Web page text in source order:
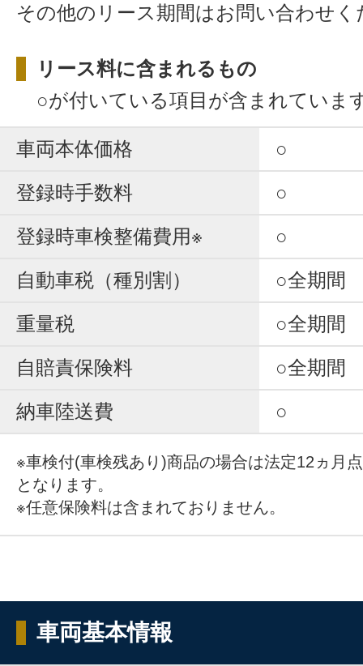
その他のリース期間はお問い合わせく
リース料に含まれるもの
○が付いている項目が含まれていま
車両本体価格
○
登録時手数料
○
登録時車検整備費用※
○
自動車税（種別割）
○全期間
重量税
○全期間
自賠責保険料
○全期間
納車陸送費
○
※車検付(車検残あり)商品の場合は法定12ヵ月
となります。
※任意保険料は含まれておりません。
車両基本情報